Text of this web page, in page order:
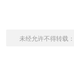
未经允许不得转载：